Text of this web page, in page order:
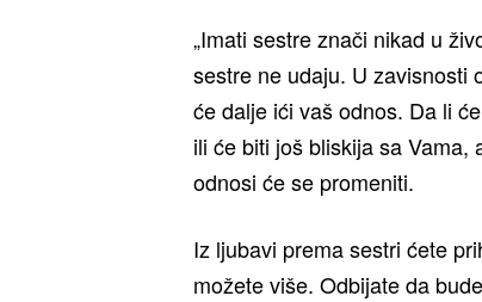
„Imati sestre znači nikad u
sestre ne udaju. U zavisnosti
će dalje ići vaš odnos. Da li
ili će biti još bliskija sa
odnosi će se promeniti.
Iz ljubavi prema sestri ćete
možete više. Odbijate da